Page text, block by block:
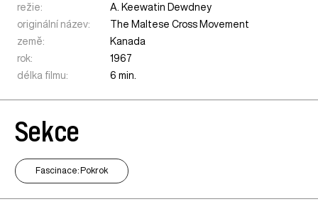
režie:
A. Keewatin Dewdney
originální název:
The Maltese Cross Movement
země:
Kanada
rok:
1967
délka filmu:
6 min.
Sekce
Fascinace: Pokrok